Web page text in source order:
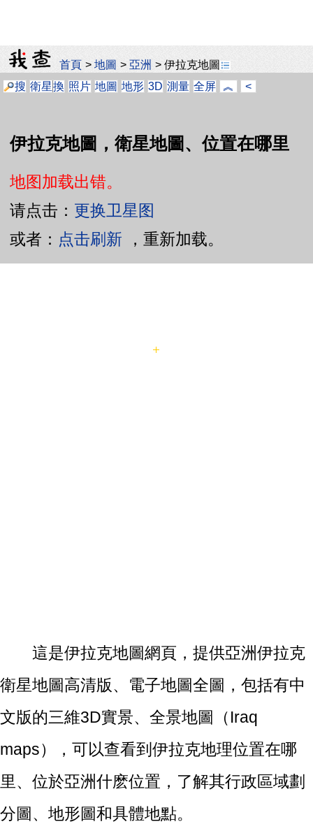
首頁 >地圖 >亞洲 >伊拉克地圖
搜 衛星換 照片 地圖 地形 3D 測量 全屏 ︽ <
伊拉克地圖，衛星地圖、位置在哪里
地图加载出错。
请点击： 更换卫星图
或者： 点击刷新 ，重新加载。
這是伊拉克地圖網頁，提供亞洲伊拉克
衛星地圖高清版、電子地圖全圖，包括有中
文版的三維3D實景、全景地圖（Iraq
maps），可以查看到伊拉克地理位置在哪
里、位於亞洲什麽位置，了解其行政區域劃
分圖、地形圖和具體地點。